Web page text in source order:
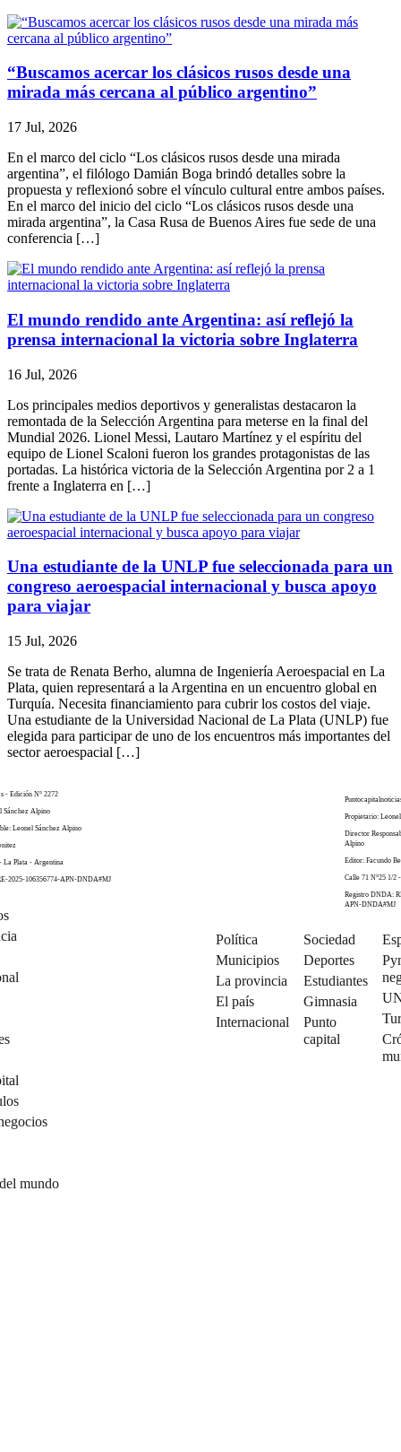
“Buscamos acercar los clásicos rusos desde una
mirada más cercana al público argentino”
17 Jul, 2026
En el marco del ciclo “Los clásicos rusos desde una mirada
argentina”, el filólogo Damián Boga brindó detalles sobre la
propuesta y reflexionó sobre el vínculo cultural entre ambos países.
En el marco del inicio del ciclo “Los clásicos rusos desde una
mirada argentina”, la Casa Rusa de Buenos Aires fue sede de una
conferencia […]
El mundo rendido ante Argentina: así reflejó la
prensa internacional la victoria sobre Inglaterra
16 Jul, 2026
Los principales medios deportivos y generalistas destacaron la
remontada de la Selección Argentina para meterse en la final del
Mundial 2026. Lionel Messi, Lautaro Martínez y el espíritu del
equipo de Lionel Scaloni fueron los grandes protagonistas de las
portadas. La histórica victoria de la Selección Argentina por 2 a 1
frente a Inglaterra en […]
Una estudiante de la UNLP fue seleccionada para un
congreso aeroespacial internacional y busca apoyo
para viajar
15 Jul, 2026
Se trata de Renata Berho, alumna de Ingeniería Aeroespacial en La
Plata, quien representará a la Argentina en un encuentro global en
Turquía. Necesita financiamiento para cubrir los costos del viaje.
Una estudiante de la Universidad Nacional de La Plata (UNLP) fue
elegida para participar de uno de los encuentros más importantes del
sector aeroespacial […]
- Edición N° 2272
Sánchez Alpino
Leonel Sánchez Alpino
La Plata - Argentina
2025-106356774-APN-DNDA#MJ
mundo
Propietario:
Director
Alpino
Editor: Facundo
Calle 71 N°25 1/2
Registro DNDA:
APN-DNDA#MJ
Política
Municipios
La provincia
El país
Internacional
Sociedad
Deportes
Estudiantes
Gimnasia
Punto
capital